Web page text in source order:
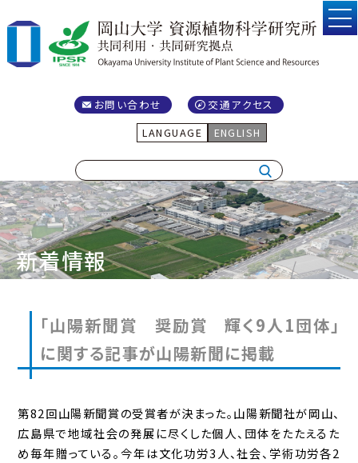
お問い合わせ
交通アクセス
LANGUAGE
ENGLISH
新着情報
「山陽新聞賞 奨励賞 輝く9人1団体」
に関する記事が山陽新聞に掲載
第82回山陽新聞賞の受賞者が決まった。山陽新聞社が岡山、
広島県で地域社会の発展に尽くした個人、団体をたたえるた
め毎年贈っている。今年は文化功労3人、社会、学術功労各2